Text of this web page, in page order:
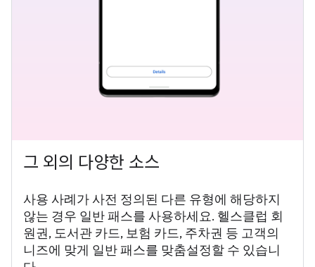
그 외의 다양한 소스
사용 사례가 사전 정의된 다른 유형에 해당하지
않는 경우 일반 패스를 사용하세요. 헬스클럽 회
원권, 도서관 카드, 보험 카드, 주차권 등 고객의
니즈에 맞게 일반 패스를 맞춤설정할 수 있습니